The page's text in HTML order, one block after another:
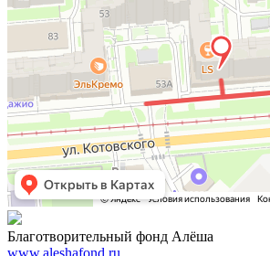
Благотворительный фонд Алёша